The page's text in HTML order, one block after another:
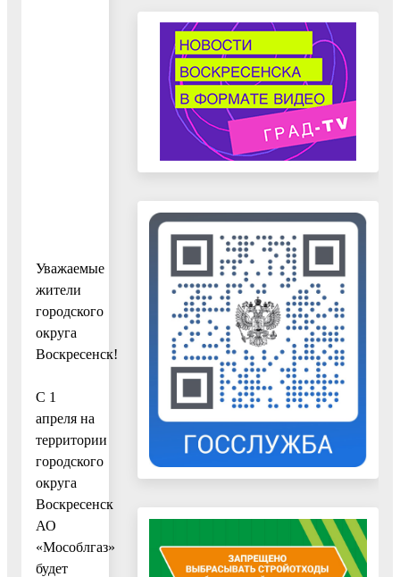
Уважаемые
жители
городского
округа
Воскресенск!
С 1
апреля на
территории
городского
округа
Воскресенск
АО
«Мособлгаз»
будет